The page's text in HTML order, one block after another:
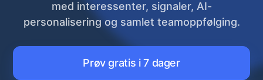
med interessenter, signaler, AI-
personalisering og samlet teamoppfølging.
Prøv gratis i 7 dager